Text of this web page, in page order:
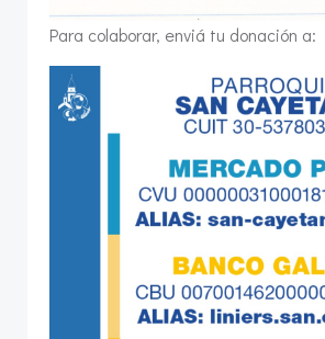
Para colaborar, enviá tu donación a: